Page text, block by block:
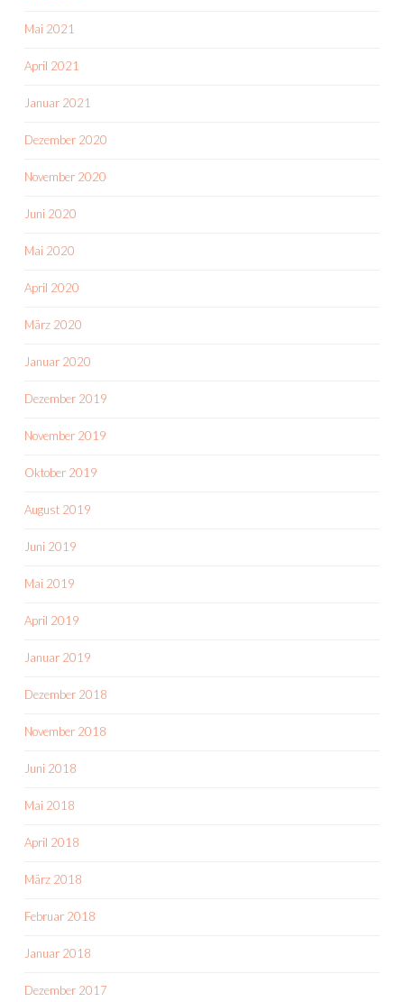
Mai 2021
April 2021
Januar 2021
Dezember 2020
November 2020
Juni 2020
Mai 2020
April 2020
März 2020
Januar 2020
Dezember 2019
November 2019
Oktober 2019
August 2019
Juni 2019
Mai 2019
April 2019
Januar 2019
Dezember 2018
November 2018
Juni 2018
Mai 2018
April 2018
März 2018
Februar 2018
Januar 2018
Dezember 2017